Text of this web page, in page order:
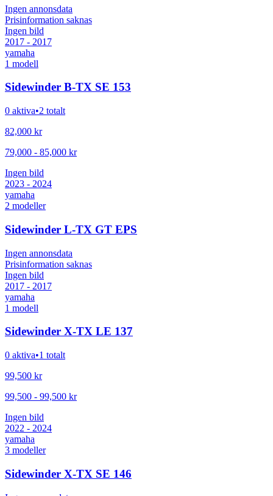
Ingen annonsdata
Prisinformation saknas
Ingen bild
2017 - 2017
yamaha
1 modell
Sidewinder B-TX SE 153
0 aktiva•2 totalt
82,000 kr
79,000 - 85,000 kr
Ingen bild
2023 - 2024
yamaha
2 modeller
Sidewinder L-TX GT EPS
Ingen annonsdata
Prisinformation saknas
Ingen bild
2017 - 2017
yamaha
1 modell
Sidewinder X-TX LE 137
0 aktiva•1 totalt
99,500 kr
99,500 - 99,500 kr
Ingen bild
2022 - 2024
yamaha
3 modeller
Sidewinder X-TX SE 146